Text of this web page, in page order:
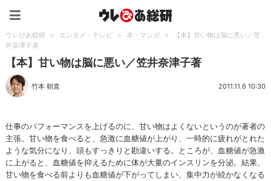
ウレぴあ総研 > エンタメ・テレビ > 本・マンガ >
【本】甘い物は脳に悪い／笠
井奈津子著
【本】甘い物は脳に悪い／笠井奈津子著
竹本 朝直 2011.11.6 10:30
仕事のパフォーマンスを上げるのに、甘い物はよくないというのが著者の
主張。甘い物を食べると、急激に血糖値が上がり、一時的に疲れがとれた
ような気分になり、頭もすっきりと勘違いする。ところが、血糖値が急激
に上がると、血糖値を抑えるために体が大量のインスリンを分泌。結果、
甘い物を食べる前よりも血糖値が下がってしまい、集中力が続かなくなる